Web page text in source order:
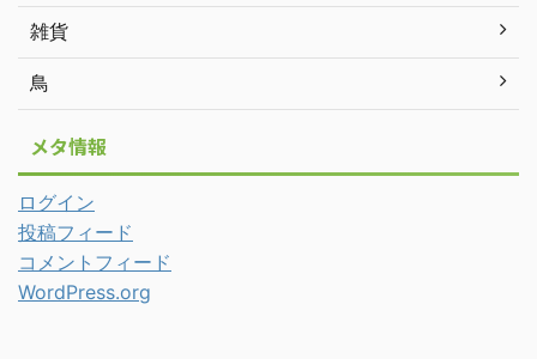
雑貨
鳥
メタ情報
ログイン
投稿フィード
コメントフィード
WordPress.org